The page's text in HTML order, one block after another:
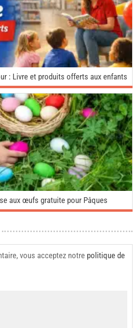
: Livre et produits offerts aux enfants
aux œufs gratuite pour Pâques
vous acceptez notre politique de